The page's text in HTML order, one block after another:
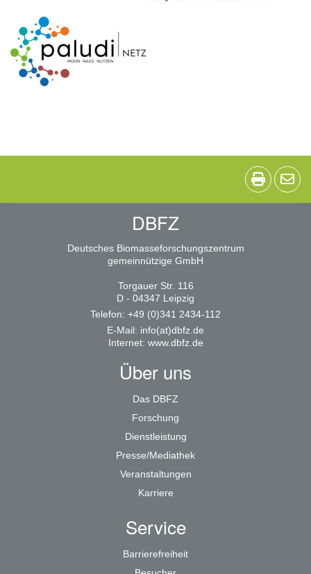
DBFZ
Deutsches Biomasseforschungszentrum
gemeinnützige GmbH
Torgauer Str. 116
D - 04347 Leipzig
Telefon: +49 (0)341 2434-112
E-Mail: info(at)dbfz.de
Internet: www.dbfz.de
Über uns
Das DBFZ
Forschung
Dienstleistung
Presse/Mediathek
Veranstaltungen
Karriere
Service
Barrierefreiheit